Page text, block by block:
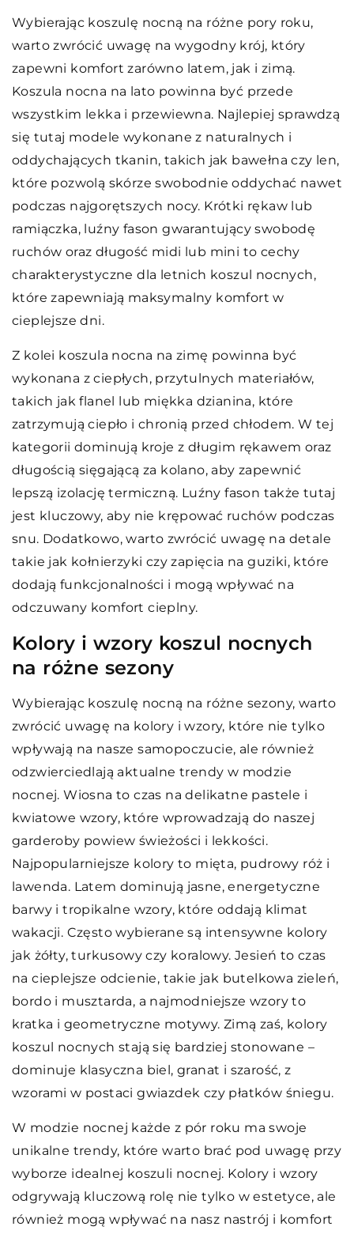
Wybierając koszulę nocną na różne pory roku,
warto zwrócić uwagę na wygodny krój, który
zapewni komfort zarówno latem, jak i zimą.
Koszula nocna na lato powinna być przede
wszystkim lekka i przewiewna. Najlepiej sprawdzą
się tutaj modele wykonane z naturalnych i
oddychających tkanin, takich jak bawełna czy len,
które pozwolą skórze swobodnie oddychać nawet
podczas najgorętszych nocy. Krótki rękaw lub
ramiączka, luźny fason gwarantujący swobodę
ruchów oraz długość midi lub mini to cechy
charakterystyczne dla letnich koszul nocnych,
które zapewniają maksymalny komfort w
cieplejsze dni.
Z kolei koszula nocna na zimę powinna być
wykonana z ciepłych, przytulnych materiałów,
takich jak flanel lub miękka dzianina, które
zatrzymują ciepło i chronią przed chłodem. W tej
kategorii dominują kroje z długim rękawem oraz
długością sięgającą za kolano, aby zapewnić
lepszą izolację termiczną. Luźny fason także tutaj
jest kluczowy, aby nie krępować ruchów podczas
snu. Dodatkowo, warto zwrócić uwagę na detale
takie jak kołnierzyki czy zapięcia na guziki, które
dodają funkcjonalności i mogą wpływać na
odczuwany komfort cieplny.
Kolory i wzory koszul nocnych
na różne sezony
Wybierając koszulę nocną na różne sezony, warto
zwrócić uwagę na kolory i wzory, które nie tylko
wpływają na nasze samopoczucie, ale również
odzwierciedlają aktualne trendy w modzie
nocnej. Wiosna to czas na delikatne pastele i
kwiatowe wzory, które wprowadzają do naszej
garderoby powiew świeżości i lekkości.
Najpopularniejsze kolory to mięta, pudrowy róż i
lawenda. Latem dominują jasne, energetyczne
barwy i tropikalne wzory, które oddają klimat
wakacji. Często wybierane są intensywne kolory
jak żółty, turkusowy czy koralowy. Jesień to czas
na cieplejsze odcienie, takie jak butelkowa zieleń,
bordo i musztarda, a najmodniejsze wzory to
kratka i geometryczne motywy. Zimą zaś, kolory
koszul nocnych stają się bardziej stonowane –
dominuje klasyczna biel, granat i szarość, z
wzorami w postaci gwiazdek czy płatków śniegu.
W modzie nocnej każde z pór roku ma swoje
unikalne trendy, które warto brać pod uwagę przy
wyborze idealnej koszuli nocnej. Kolory i wzory
odgrywają kluczową rolę nie tylko w estetyce, ale
również mogą wpływać na nasz nastrój i komfort